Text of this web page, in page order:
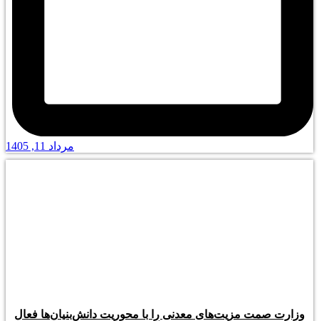
مرداد 11, 1405
وزارت صمت مزیت‌های معدنی را با محوریت دانش‌بنیان‌ها فعال